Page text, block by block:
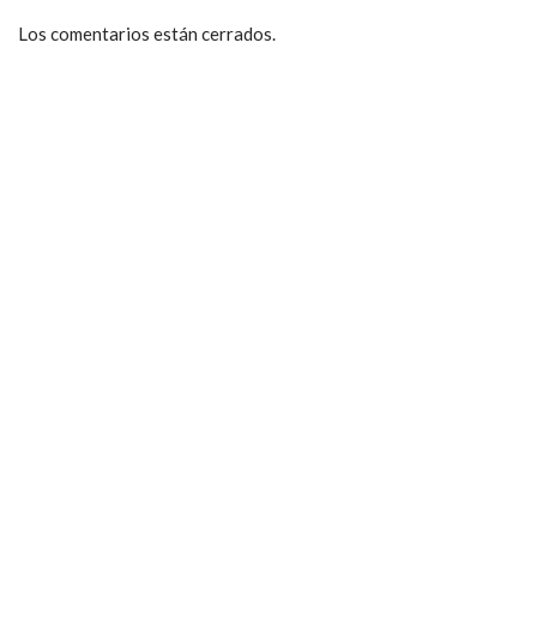
Los comentarios están cerrados.